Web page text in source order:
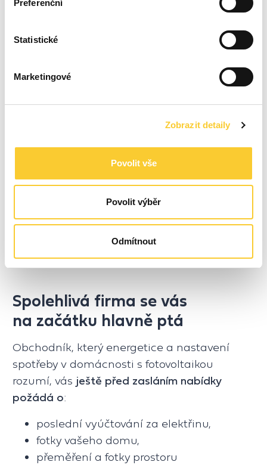
Preferenční
Statistické
Marketingové
Zobrazit detaily
Povolit vše
Povolit výběr
Odmítnout
produktové záruky i jejich vymahatelnost
u výrobců technologií
a požadujte od ní
a ptejte se na
konkrétní formy servisu.
„V Pešek & Mudra máme rozdělený servis
na záruční a pozáruční. Během 2leté záruky
na náš účet. Stačí, když fotovoltaiku správně
vyjednáme s dodavateli reklamaci
a opravíme, co je potřeba. Náš servis bude
nadstandardní jako v záruce, ale práci už
objasňuje servisní procesy Petr
Pešek.
Spolehlivá firma se vás
na začátku hlavně ptá
Obchodník, který energetice a nastavení
spotřeby v domácnosti s fotovoltaikou
rozumí, vás ještě před zasláním nabídky
požádá o:
poslední vyúčtování za elektřinu,
fotky vašeho domu,
přeměření a fotky prostoru